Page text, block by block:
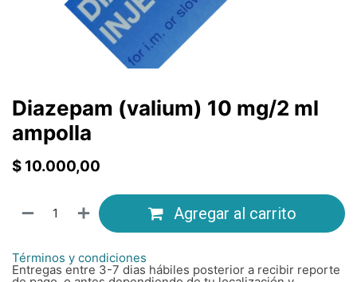
Diazepam (valium) 10 mg/2 ml
ampolla
$ 10.000,00
Agregar al carrito
Términos y condiciones
Entregas entre 3-7 dias hábiles posterior a recibir reporte